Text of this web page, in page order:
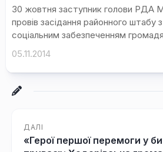
30 жовтня заступник голови РДА
провів засідання районного штабу з
соціальним забезпеченням
05.11.2014
ДАЛІ
«Герої першої перемоги у